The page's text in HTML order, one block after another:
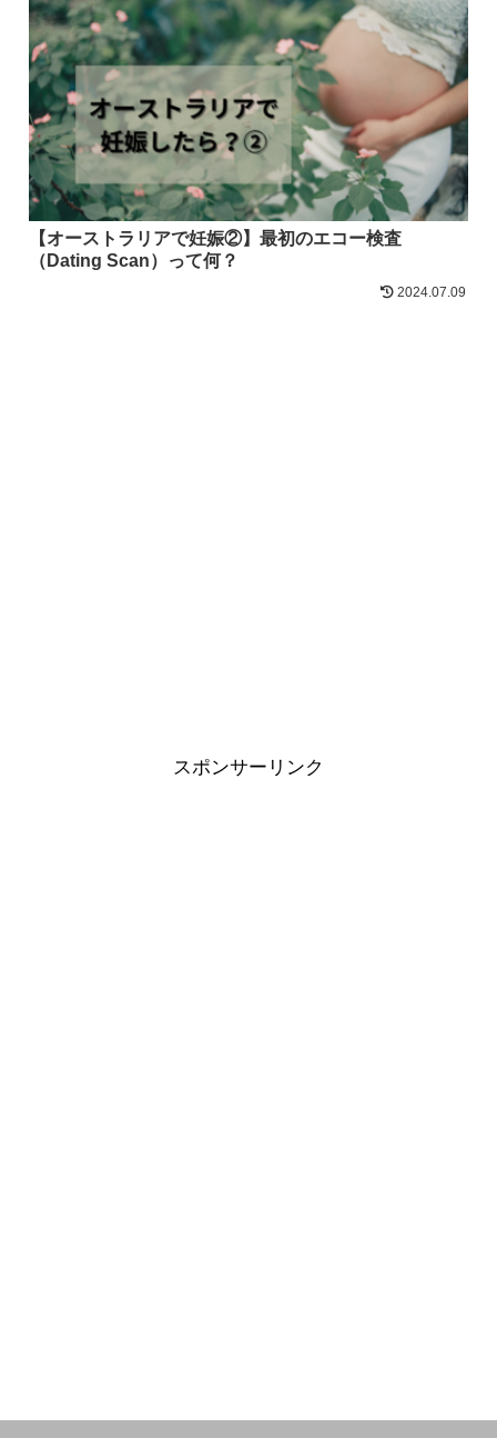
【オーストラリアで妊娠②】最初のエコー検査
（Dating Scan）って何？
2024.07.09
スポンサーリンク